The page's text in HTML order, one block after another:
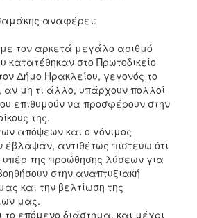
αναφέρει:
τον αρκετά μεγάλο αριθμό
κατατέθηκαν στο Πρωτοδικείο
Δήμο Ηρακλείου, γεγονός το
αν μη τι άλλο, υπάρχουν πολλοί
επιθυμούν να προσφέρουν στην
της.
απόψεων και ο γόνιμος
έβλαψαν, αντιθέτως πιστεύω ότι
υπέρ της προώθησης λύσεων για
στην αναπτυξιακή
και την βελτίωση της
μας.
το επόμενο διάστημα, και μέχρι